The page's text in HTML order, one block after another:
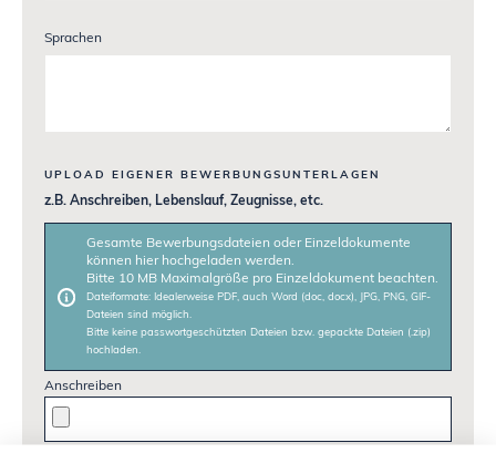
Sprachen
UPLOAD EIGENER BEWERBUNGSUNTERLAGEN
z.B. Anschreiben, Lebenslauf, Zeugnisse, etc.
Gesamte Bewerbungsdateien oder Einzeldokumente
können hier hochgeladen werden.
Bitte 10 MB Maximalgröße pro Einzeldokument beachten.
Dateiformate: Idealerweise PDF, auch Word (doc, docx), JPG, PNG, GIF-
Dateien sind möglich.
Bitte keine passwortgeschützten Dateien bzw. gepackte Dateien (.zip)
hochladen.
Anschreiben